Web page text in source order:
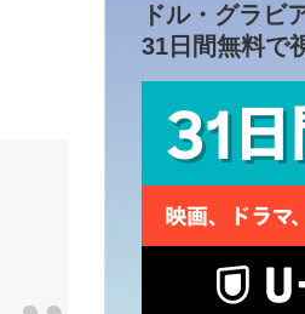
ドル・グラビ
31日間無料で